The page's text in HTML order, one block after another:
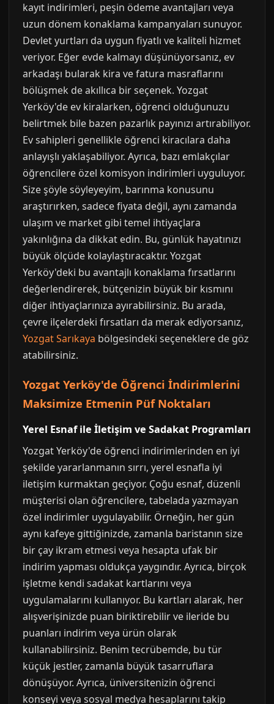
kayıt indirimleri, peşin ödeme avantajları veya
uzun dönem konaklama kampanyaları sunuyor.
Devlet yurtları da uygun fiyatlı ve kaliteli hizmet
veriyor. Eğer evde kalmayı düşünüyorsanız, ev
arkadaşı bularak kira ve fatura masraflarını
bölüşmek de akıllıca bir seçenek. Yozgat
Yerköy'de ev kiralarken, öğrenci olduğunuzu
belirtmek bile bazen pazarlık payınızı artırabiliyor.
Ev sahipleri genellikle öğrenci kiracılara daha
anlayışlı yaklaşabiliyor. Ayrıca, bazı emlakçılar
öğrencilere özel komisyon indirimleri uyguluyor.
Size şöyle söyleyeyim, barınma konusunu
araştırırken, sadece fiyata değil, aynı zamanda
ulaşım ve market gibi temel ihtiyaçlara
yakınlığına da dikkat edin. Bu, günlük hayatınızı
büyük ölçüde kolaylaştıracaktır. Yozgat
Yerköy'deki bu avantajlı konaklama fırsatlarını
değerlendirerek, bütçenizin büyük bir kısmını
diğer ihtiyaçlarınıza ayırabilirsiniz. Bu arada,
çevre ilçelerdeki fırsatları da merak ediyorsanız,
Yozgat Sarıkaya bölgesindeki seçeneklere de göz
atabilirsiniz.
Yozgat Yerköy'de Öğrenci İndirimlerini
Maksimize Etmenin Püf Noktaları
Yerel Esnaf ile İletişim ve Sadakat Programları
Yozgat Yerköy'de öğrenci indirimlerinden en iyi
şekilde yararlanmanın sırrı, yerel esnafla iyi
iletişim kurmaktan geçiyor. Çoğu esnaf, düzenli
müşterisi olan öğrencilere, tabelada yazmayan
özel indirimler uygulayabilir. Örneğin, her gün
aynı kafeye gittiğinizde, zamanla baristanın size
bir çay ikram etmesi veya hesapta ufak bir
indirim yapması oldukça yaygındır. Ayrıca, birçok
işletme kendi sadakat kartlarını veya
uygulamalarını kullanıyor. Bu kartları alarak, her
alışverişinizde puan biriktirebilir ve ileride bu
puanları indirim veya ürün olarak
kullanabilirsiniz. Benim tecrübemde, bu tür
küçük jestler, zamanla büyük tasarruflara
dönüşüyor. Ayrıca, üniversitenizin öğrenci
konseyi veya sosyal medya hesaplarını takip